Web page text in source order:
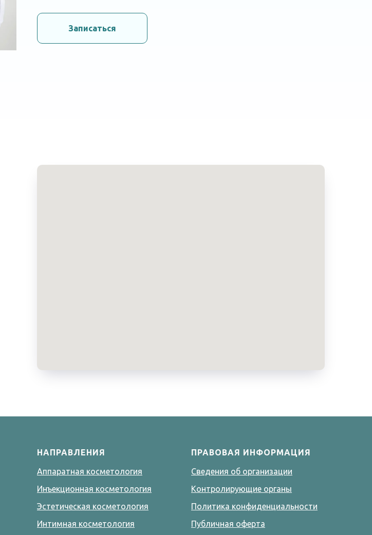
Записаться
НАПРАВЛЕНИЯ
Аппаратная косметология
Инъекционная косметология
Эстетическая косметология
Интимная косметология
ПРАВОВАЯ ИНФОРМАЦИЯ
Сведения об организации
Контролирующие органы
Политика конфиденциальности
Публичная оферта